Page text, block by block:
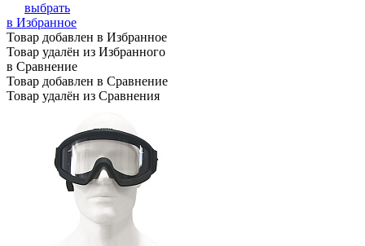
выбрать
в Избранное
Товар добавлен в Избранное
Товар удалён из Избранного
в Сравнение
Товар добавлен в Сравнение
Товар удалён из Сравнения